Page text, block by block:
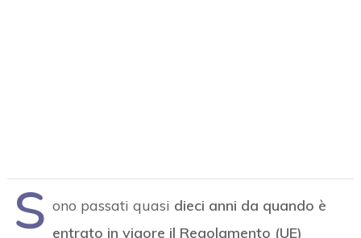
S ono passati quasi dieci anni da quando è
entrato in vigore il Regolamento (UE)